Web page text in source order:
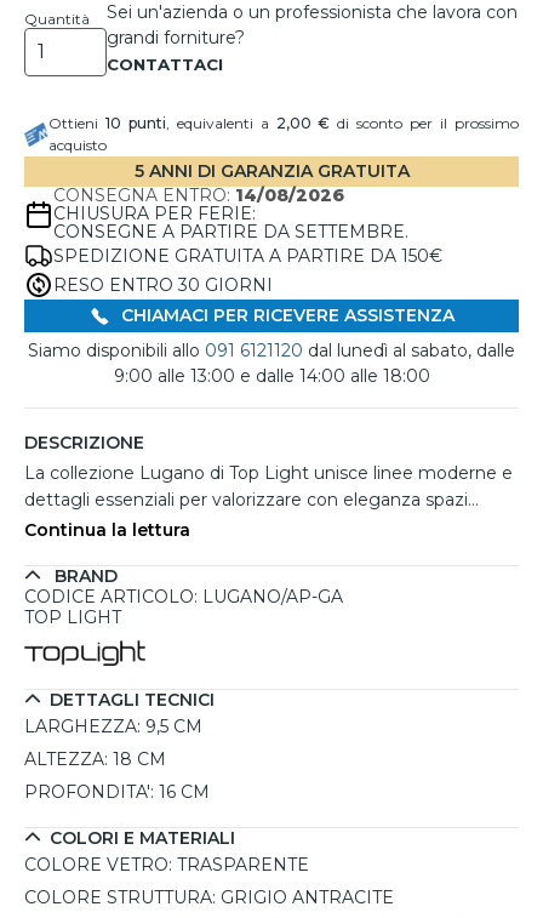
Quantità
Sei un'azienda o un professionista che lavora con
grandi forniture?
Ottieni 10 punti, equivalenti a 2,00 € di sconto per il prossimo
acquisto
5 ANNI DI GARANZIA GRATUITA
CONSEGNA ENTRO: 14/08/2026
CHIUSURA PER FERIE:
CONSEGNE A PARTIRE DA SETTEMBRE.
SPEDIZIONE GRATUITA A PARTIRE DA 150€
RESO ENTRO 30 GIORNI
CHIAMACI PER RICEVERE ASSISTENZA
Siamo disponibili allo 091 6121120 dal lunedì al sabato, dalle
9:00 alle 13:00 e dalle 14:00 alle 18:00
DESCRIZIONE
La collezione Lugano di Top Light unisce linee moderne e
dettagli essenziali per valorizzare con eleganza spazi
outdoor come terrazzi, balconi, porticati e facciate. Il
in vetro trasparente crea un'illuminazione diffusa e
piacevole, ideale per accompagnare ingressi o percorsi
pressofusione di alluminio con finitura grigio antracite,
questa applique da esterno supporta 1 lampadina E27
intercambiabile fino a 12W max, permettendo di scegliere
intensità e tonalità luminosa secondo le proprie esigenze.
Il grado di protezione IP54 offre una protezione efficace
contro pioggia, polvere e umidità, rendendola affidabile
Continua la lettura
BRAND
CODICE ARTICOLO: LUGANO/AP-GA
TOP LIGHT
DETTAGLI TECNICI
LARGHEZZA: 9,5 CM
ALTEZZA: 18 CM
PROFONDITA': 16 CM
COLORI E MATERIALI
COLORE VETRO: TRASPARENTE
COLORE STRUTTURA: GRIGIO ANTRACITE